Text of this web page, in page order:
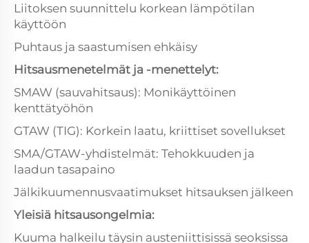
Liitoksen suunnittelu korkean lämpötilan
käyttöön
Puhtaus ja saastumisen ehkäisy
Hitsausmenetelmät ja -menettelyt:
SMAW (sauvahitsaus): Monikäyttöinen
kenttätyöhön
GTAW (TIG): Korkein laatu, kriittiset sovellukset
SMA/GTAW-yhdistelmät: Tehokkuuden ja
laadun tasapaino
Jälkikuumennusvaatimukset hitsauksen jälkeen
Yleisiä hitsausongelmia:
Kuuma halkeilu täysin austeniittisissä seoksissa